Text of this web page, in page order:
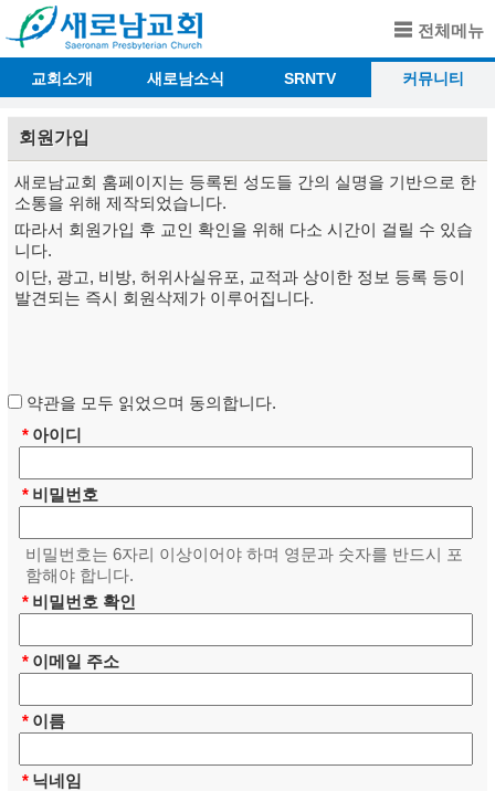
전체메뉴
교회소개 새로남소식 SRNTV 커뮤니티
회원가입
새로남교회 홈페이지는 등록된 성도들 간의 실명을 기반으로 한
소통을 위해 제작되었습니다.
따라서 회원가입 후 교인 확인을 위해 다소 시간이 걸릴 수 있습
니다.
이단, 광고, 비방, 허위사실유포, 교적과 상이한 정보 등록 등이
발견되는 즉시 회원삭제가 이루어집니다.
약관을 모두 읽었으며 동의합니다.
아이디
*
비밀번호
*
비밀번호는 6자리 이상이어야 하며 영문과 숫자를 반드시 포
함해야 합니다.
비밀번호 확인
*
* 이메일 주소
* 이름
* 닉네임